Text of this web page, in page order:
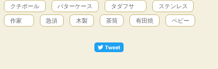
zoom up!
クチポール バターケース タダフサ ステンレス
作家 急須 木製 茶筒 有田焼 ベビー